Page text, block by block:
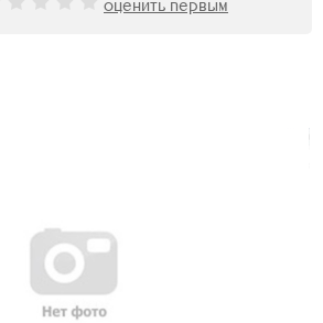
оценить первым